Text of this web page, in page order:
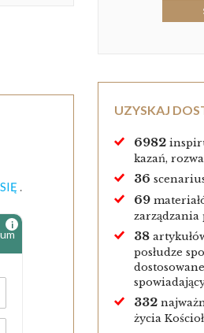
UZYSKAJ
6982
kazań,
36
69
zarządzania
38
posłudze
332
życia